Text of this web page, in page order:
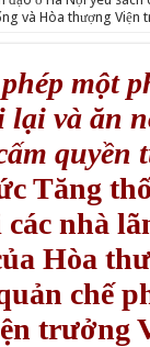
và Hòa thượng Viện
một
lại và ăn
quyền
Tăng
nhà
Hòa
chế
trưởng